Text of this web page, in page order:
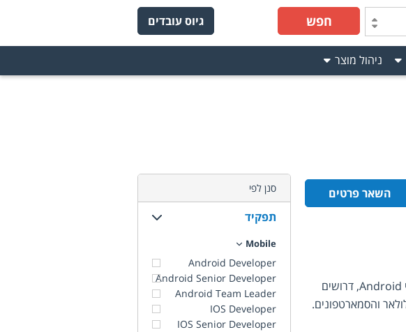
חפש גיוס עובדים
ניהול מוצר
השאר פרטים סנן לפי
תפקיד
Mobile
Android Developer
Android Senior Developer
Android Team Leader
IOS Developer
IOS Senior Developer